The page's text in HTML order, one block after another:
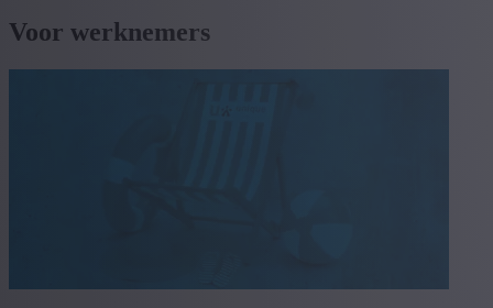
Voor werknemers